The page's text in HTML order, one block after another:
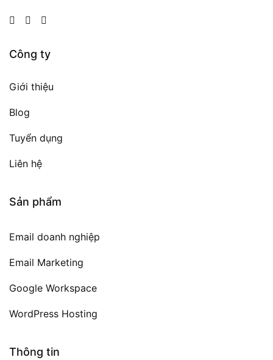
Công ty
Giới thiệu
Blog
Tuyển dụng
Liên hệ
Sản phẩm
Email doanh nghiệp
Email Marketing
Google Workspace
WordPress Hosting
Thông tin